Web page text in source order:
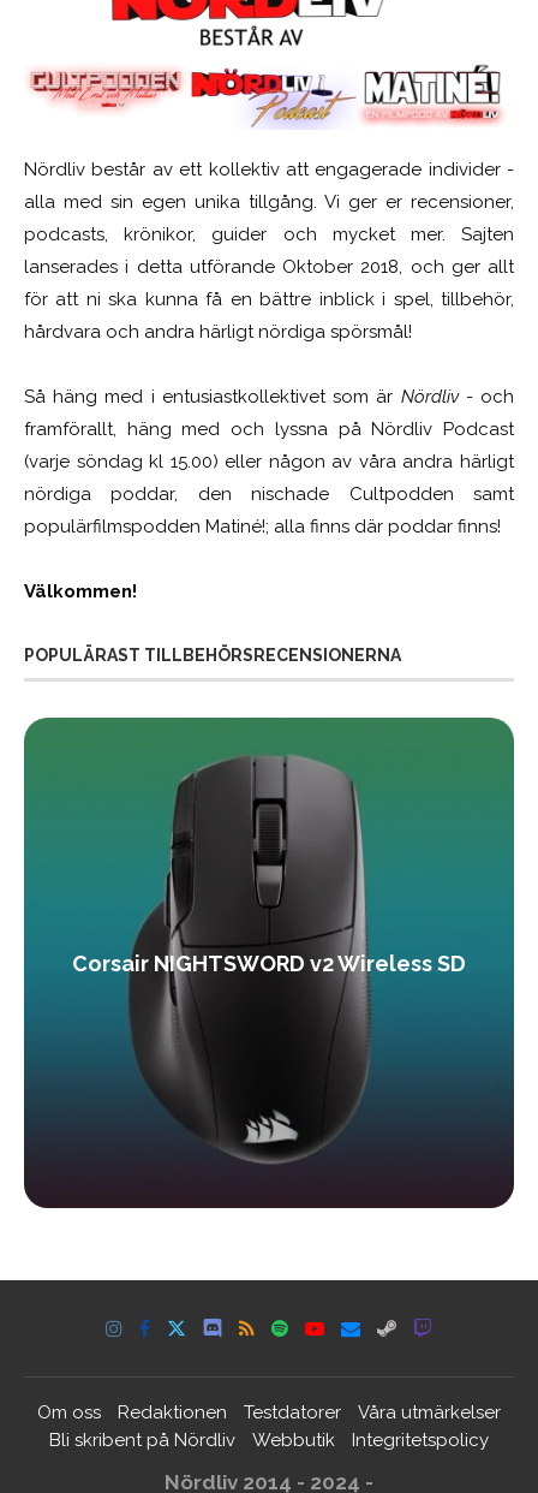
Nördliv består av ett kollektiv att engagerade individer -
alla med sin egen unika tillgång. Vi ger er recensioner,
podcasts, krönikor, guider och mycket mer. Sajten
lanserades i detta utförande Oktober 2018, och ger allt
för att ni ska kunna få en bättre inblick i spel, tillbehör,
hårdvara och andra härligt nördiga spörsmål!
Så häng med i entusiastkollektivet som är Nördliv- och
framförallt, häng med och lyssna på Nördliv Podcast
(varje söndag kl 15.00) eller någon av våra andra härligt
nördiga poddar, den nischade Cultpodden samt
populärfilmspodden Matiné!; alla finns där poddar finns!
Välkommen!
POPULÄRAST TILLBEHÖRSRECENSIONERNA
Corsair NIGHTSWORD v2 Wireless SD
Om oss Redaktionen Testdatorer
Våra utmärkelser
Bli skribent på Nördliv
Webbutik Integritetspolicy
Nördliv 2014 - 2024 -